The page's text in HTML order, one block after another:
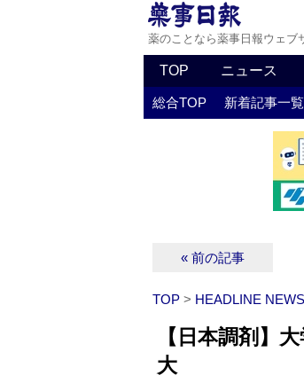
薬のことなら薬事日報ウェブ
TOP ニュース
総合TOP 新着記事一覧
« 前の記事
TOP > HEADLINE NEWS
【日本調剤】
大